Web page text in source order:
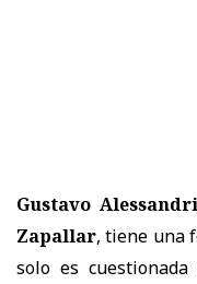
Gustavo
Zapallar, tiene una
solo es